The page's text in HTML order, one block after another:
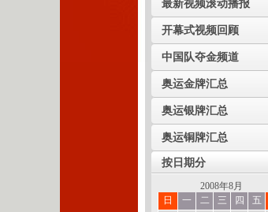
最新视频滚动播报
开幕式视频回顾
中国队夺金频道
奥运金牌汇总
奥运银牌汇总
奥运铜牌汇总
按日期分
2008年8月
日
一 二 三 四 五